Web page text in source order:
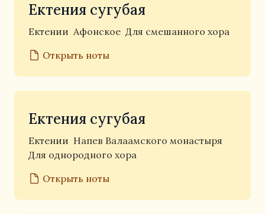
Ектения сугубая
Ектении Афонское Для смешанного хора
Открыть ноты
Ектения сугубая
Ектении Напев Валаамского монастыря
Для однородного хора
Открыть ноты